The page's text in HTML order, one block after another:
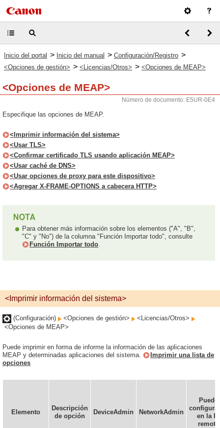
Inicio del portal > Inicio del manual > Configuración/Registro >
<Opciones de gestión> > <Licencias/Otros> > <Opciones de MEAP>
<Opciones de MEAP>
Número de documento: E5UR-0E4
Especifique las opciones de MEAP.
<Imprimir información del sistema>
<Usar TLS>
<Confirmar certificado TLS usando aplicación MEAP>
<Usar caché de DNS>
<Usar opciones de proxy para este dispositivo>
<Agregar X-FRAME-OPTIONS a cabecera HTTP>
Para obtener más información sobre los elementos ("A", "B",
"C" y "No") de la columna "Función Importar todo", consulte
Función Importar todo.
<Imprimir información del sistema>
(Configuración) <Opciones de gestión>
<Licencias/Otros>
<Opciones de MEAP>
Puede imprimir en forma de informe la información de las aplicaciones
MEAP y determinadas aplicaciones del sistema.
Imprimir una lista de
opciones
Elemento
Descripción
de opción
DeviceAdmin NetworkAdmin
Puede
en la IU
remota